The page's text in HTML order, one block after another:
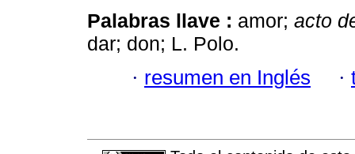
Palabras llave : amor; acto
dar; don; L. Polo.
· resumen en Inglés ·